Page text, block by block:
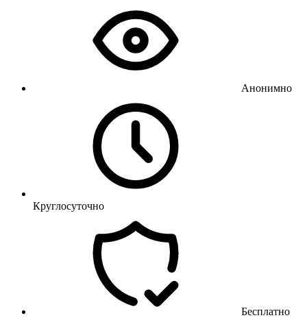
Анонимно
Круглосуточно
Бесплатно